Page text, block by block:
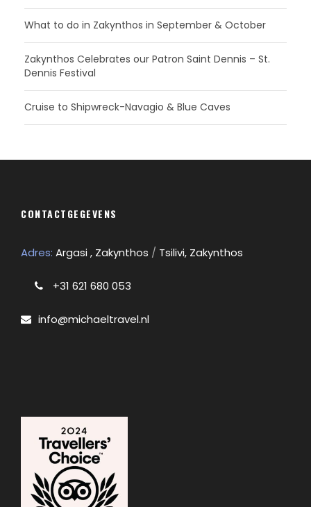
What to do in Zakynthos in September & October
Zakynthos Celebrates our Patron Saint Dennis – St.
Dennis Festival
Cruise to Shipwreck-Navagio & Blue Caves
CONTACTGEGEVENS
Adres: Argasi , Zakynthos / Tsilivi, Zakynthos
+31 621 680 053
info@michaeltravel.nl